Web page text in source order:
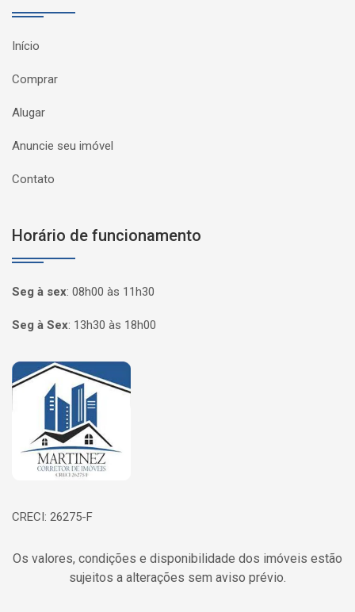
Início
Comprar
Alugar
Anuncie seu imóvel
Contato
Horário de funcionamento
Seg à sex: 08h00 às 11h30
Seg à Sex: 13h30 às 18h00
Página inicial
CRECI: 26275-F
Os valores, condições e disponibilidade dos imóveis estão
sujeitos a alterações sem aviso prévio.